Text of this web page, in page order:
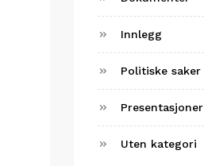
Innlegg
Politiske saker
Presentasjoner
Uten kategori